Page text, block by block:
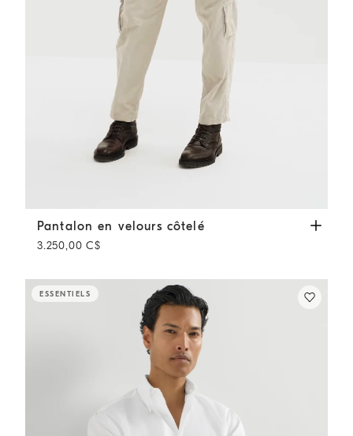
Pantalon en velours côtelé Blanc
Pantalon en velours côtelé
3.250,00 C$
ESSENTIELS